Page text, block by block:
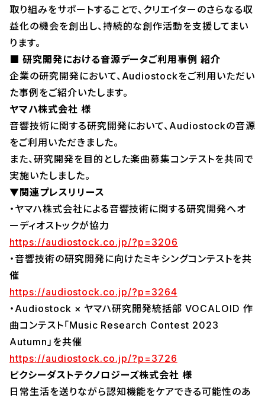
取り組みをサポートすることで、クリエイターのさらなる収
益化の機会を創出し、持続的な創作活動を支援してまい
ります。
■ 研究開発における音源データご利用事例 紹介
企業の研究開発において、Audiostockをご利用いただい
た事例をご紹介いたします。
ヤマハ株式会社 様
音響技術に関する研究開発において、Audiostockの音源
をご利用いただきました。
また、研究開発を目的とした楽曲募集コンテストを共同で
実施いたしました。
▼関連プレスリリース
・ヤマハ株式会社による音響技術に関する研究開発へオ
ーディオストックが協力
https://audiostock.co.jp/?p=3206
・音響技術の研究開発に向けたミキシングコンテストを共
催
https://audiostock.co.jp/?p=3264
・Audiostock × ヤマハ研究開発統括部 VOCALOID 作
曲コンテスト「Music Research Contest 2023
Autumn」を共催
https://audiostock.co.jp/?p=3726
ピクシーダストテクノロジーズ株式会社 様
日常生活を送りながら認知機能をケアできる可能性のあ